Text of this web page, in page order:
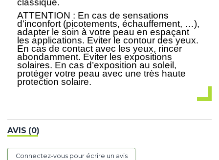
classique.
ATTENTION : En cas de sensations
d’inconfort (picotements, échauffement, …),
adapter le soin à votre peau en espaçant
les applications. Eviter le contour des yeux.
En cas de contact avec les yeux, rincer
abondamment. Eviter les expositions
solaires. En cas d’exposition au soleil,
protéger votre peau avec une très haute
protection solaire.
AVIS (0)
Connectez-vous pour écrire un avis